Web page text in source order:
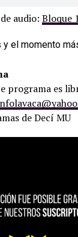
audio: Bloque 1
programa es
de Decí MU